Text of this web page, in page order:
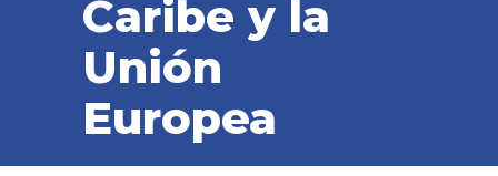
Caribe y la
Unión
Europea